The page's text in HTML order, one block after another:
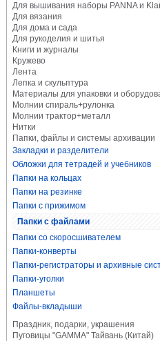
Для вышивания наборы PANNA и
Для вязания
Для дома и сада
Для рукоделия и шитья
Книги и журналы
Кружево
Лента
Лепка и скульптура
Материалы для упаковки и
Молнии спираль+рулонка
Молнии трактор+металл
Нитки
Папки, файлы и системы архивации
Закладки и разделители
Обложки для тетрадей и учебников
Папки на кольцах
Папки на резинке
Папки с прижимом
Папки с файлами
Папки со скоросшивателем
Папки-конверты
Папки-регистраторы и архивные
Папки-уголки
Планшеты
Файлы-вкладыши
Праздник, подарки, украшения
Пуговицы "GAMMA" Тайвань (Китай)